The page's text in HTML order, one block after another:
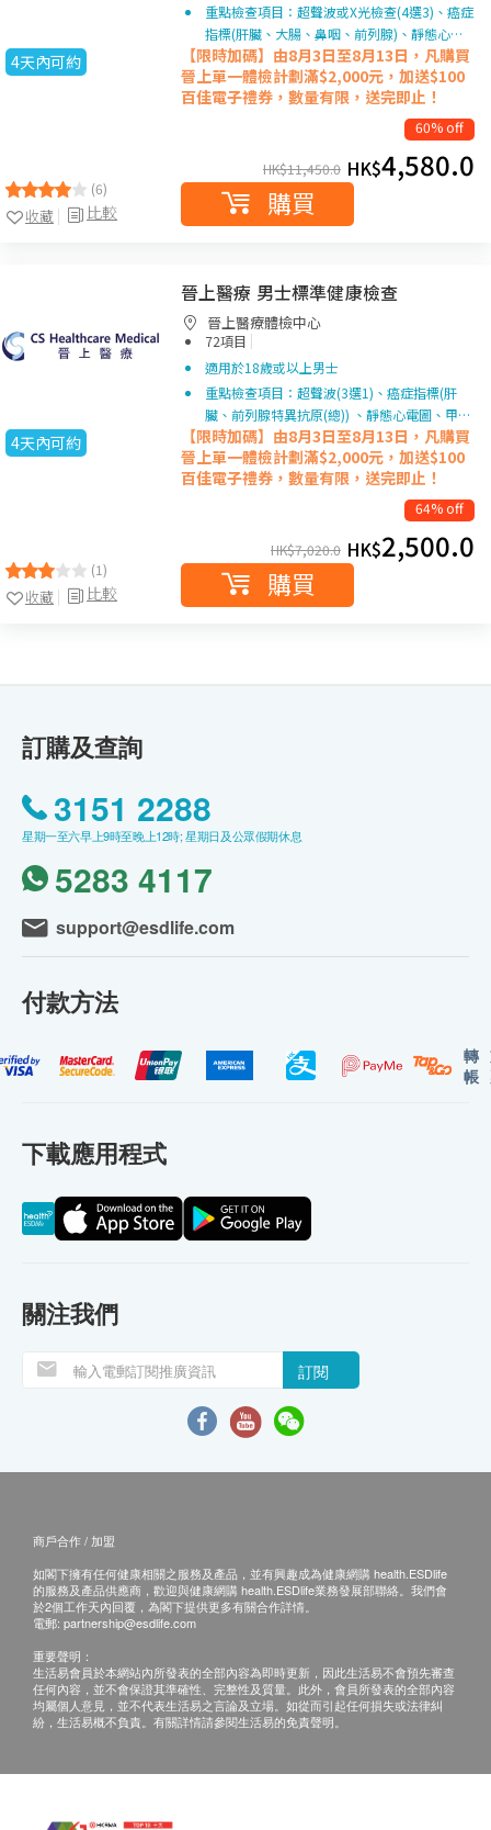
4天內可約
(6)
比較
收藏
重點檢查項目：超聲波或X光檢查(4選3)、癌症
指標(肝臟、大腸、鼻咽、前列腺)、靜態心…
【限時加碼】由8月3日至8月13日，凡購買
晉上單一體檢計劃滿$2,000元，加送$100
百佳電子禮券，數量有限，送完即止！
60% off
HK$11,450.0 HK$4,580.0
購買
4天內可約
(1)
比較
收藏
晉上醫療 男士標準健康檢查
晉上醫療體檢中心
72項目 |
適用於18歲或以上男士
重點檢查項目：超聲波(3選1)、癌症指標(肝
臟、前列腺特異抗原(總)) 、靜態心電圖、甲…
【限時加碼】由8月3日至8月13日，凡購買
晉上單一體檢計劃滿$2,000元，加送$100
百佳電子禮券，數量有限，送完即止！
64% off
HK$7,020.0 HK$2,500.0
購買
訂購及查詢
3151 2288
星期一至六早上9時至晚上12時; 星期日及公眾假期休息
5283 4117
support@esdlife.com
付款方法
轉
帳
下載應用程式
關注我們
訂閱
商戶合作 / 加盟
如閣下擁有任何健康相關之服務及產品，並有興趣成為健康網購 health.ESDlife
的服務及產品供應商，歡迎與健康網購 health.ESDlife業務發展部聯絡。我們會
於2個工作天內回覆，為閣下提供更多有關合作詳情。
電郵: partnership@esdlife.com
重要聲明：
生活易會員於本網站內所發表的全部內容為即時更新，因此生活易不會預先審查
任何內容，並不會保證其準確性、完整性及質量。此外，會員所發表的全部內容
均屬個人意見，並不代表生活易之言論及立場。如從而引起任何損失或法律糾
紛，生活易概不負責。有關詳情請參閱生活易的免責聲明。